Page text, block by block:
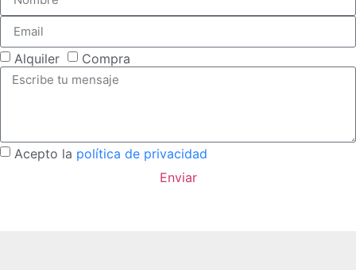
Alquiler Compra
Acepto la política de privacidad
Enviar